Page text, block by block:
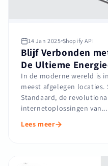
14 Jan 2025 Shopify API
Blijf Verbonden
De Ultieme
In de moderne wereld is
meest afgelegen
Standaard, de
internetoplossingen van...
Lees meer